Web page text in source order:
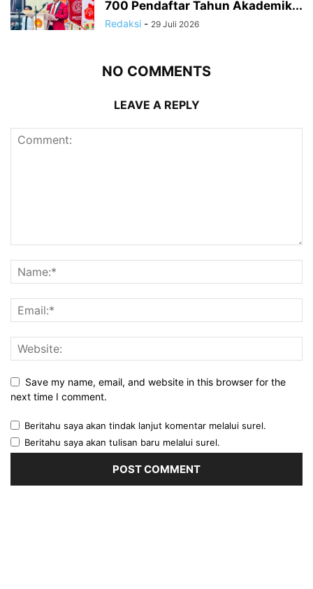
700 Pendaftar Tahun Akademik...
Redaksi - 29 Juli 2026
NO COMMENTS
LEAVE A REPLY
Save my name, email, and website in this browser for the
next time I comment.
Beritahu saya akan tindak lanjut komentar melalui surel.
Beritahu saya akan tulisan baru melalui surel.